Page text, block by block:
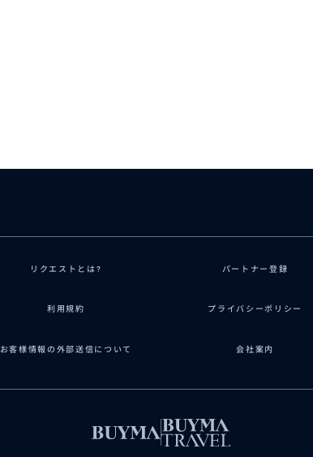
リクエストとは? パートナー登録
利用規約 プライバシーポリシー
お客様情報の外部送信について 会社案内